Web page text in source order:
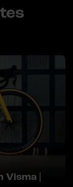
Visma |